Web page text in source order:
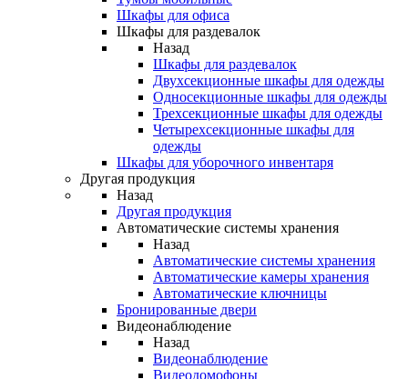
Шкафы для офиса
Шкафы для раздевалок
Назад
Шкафы для раздевалок
Двухсекционные шкафы для одежды
Односекционные шкафы для одежды
Трехсекционные шкафы для одежды
Четырехсекционные шкафы для
одежды
Шкафы для уборочного инвентаря
Другая продукция
Назад
Другая продукция
Автоматические системы хранения
Назад
Автоматические системы хранения
Автоматические камеры хранения
Автоматические ключницы
Бронированные двери
Видеонаблюдение
Назад
Видеонаблюдение
Видеодомофоны